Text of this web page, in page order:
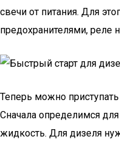
свечи от питания. Для
предохранителями, реле
Теперь можно
Сначала определимся
жидкость. Для дизеля